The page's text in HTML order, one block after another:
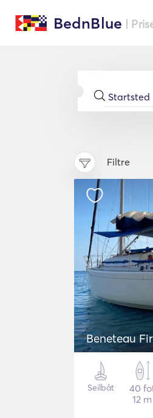
BednBlue |
Filtre
Beneteau
Seilbåt
40
12 m